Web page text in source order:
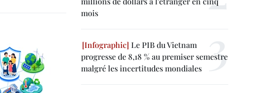
mois
Le PIB du Vietnam
progresse de 8,18 % au premiser semestre
malgré les incertitudes mondiales